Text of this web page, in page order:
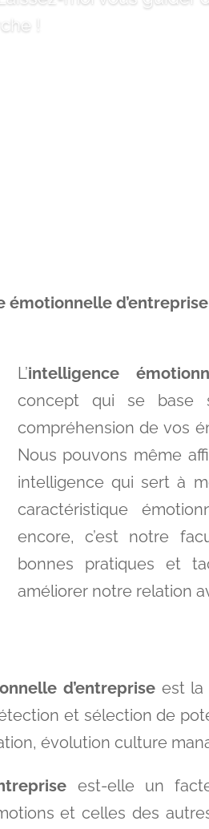
!
émotionnelle d’entreprise
L’intelligence
concept qui se base
compréhension de vos
Nous pouvons même
intelligence qui sert à
caractéristique
encore, c’est notre
bonnes pratiques et
améliorer notre relation
d’entreprise est la
et sélection de
évolution culture
est-elle un
et celles des